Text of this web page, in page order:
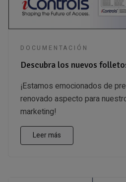
DOCUMENTACIÓN
Descubra los nuevos
¡Estamos emocionados de
renovado aspecto para
marketing!
Leer más